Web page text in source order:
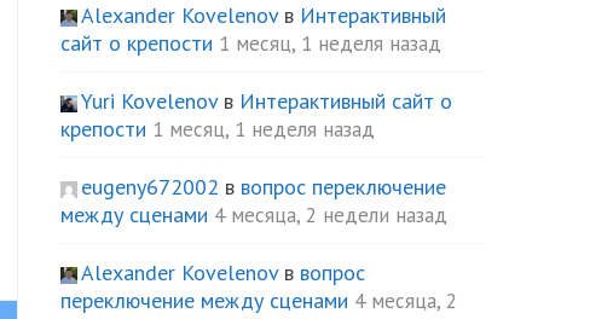
Alexander Kovelenovв Интерактивный
сайт о крепости 1 месяц, 1 неделя назад
Yuri Kovelenovв Интерактивный сайт о
крепости 1 месяц, 1 неделя назад
eugeny672002 в вопрос переключение
между сценами 4 месяца, 2 недели назад
Alexander Kovelenovв вопрос
переключение между сценами 4 месяца, 2